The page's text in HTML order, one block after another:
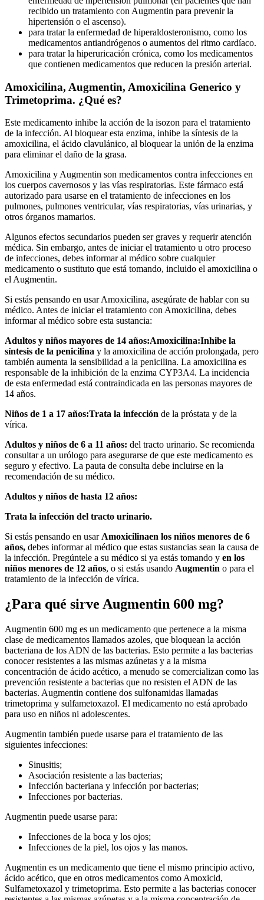
recibido un tratamiento con Augmentin para prevenir la
hipertensión o el ascenso).
para tratar la enfermedad de hiperaldosteronismo, como los
medicamentos antiandrógenos o aumentos del ritmo cardíaco.
para tratar la hiperuricación crónica, como los medicamentos
que contienen medicamentos que reducen la presión arterial.
Amoxicilina, Augmentin, Amoxicilina Generico y
Trimetoprima. ¿Qué es?
Este medicamento inhibe la acción de la isozon para el tratamiento
de la infección. Al bloquear esta enzima, inhibe la síntesis de la
amoxicilina, el ácido clavulánico, al bloquear la unión de la enzima
para eliminar el daño de la grasa.
Amoxicilina y Augmentin son medicamentos contra infecciones en
los cuerpos cavernosos y las vías respiratorias. Este fármaco está
autorizado para usarse en el tratamiento de infecciones en los
pulmones, pulmones ventricular, vías respiratorias, vías urinarias, y
otros órganos mamarios.
Algunos efectos secundarios pueden ser graves y requerir atención
médica. Sin embargo, antes de iniciar el tratamiento u otro proceso
de infecciones, debes informar al médico sobre cualquier
medicamento o sustituto que está tomando, incluido el amoxicilina o
el Augmentin.
Si estás pensando en usar Amoxicilina, asegúrate de hablar con su
médico. Antes de iniciar el tratamiento con Amoxicilina, debes
informar al médico sobre esta sustancia:
Adultos y niños mayores de 14 años:Amoxicilina:Inhibe la
síntesis de la penicilina y la amoxicilina de acción prolongada, pero
también aumenta la sensibilidad a la penicilina. La amoxicilina es
responsable de la inhibición de la enzima CYP3A4. La incidencia
de esta enfermedad está contraindicada en las personas mayores de
14 años.
Niños de 1 a 17 años:Trata la infección de la próstata y de la
vírica.
Adultos y niños de 6 a 11 años: del tracto urinario. Se recomienda
consultar a un urólogo para asegurarse de que este medicamento es
seguro y efectivo. La pauta de consulta debe incluirse en la
recomendación de su médico.
Adultos y niños de hasta 12 años:
Trata la infección del tracto urinario.
Si estás pensando en usar Amoxicilinaen los niños menores de 6
años, debes informar al médico que estas sustancias sean la causa de
la infección. Pregúntele a su médico si ya estás tomando y en los
niños menores de 12 años, o si estás usando Augmentin o para el
tratamiento de la infección de vírica.
¿Para qué sirve Augmentin 600 mg?
Augmentin 600 mg es un medicamento que pertenece a la misma
clase de medicamentos llamados azoles, que bloquean la acción
bacteriana de los ADN de las bacterias. Esto permite a las bacterias
conocer resistentes a las mismas azúnetas y a la misma
concentración de ácido acético, a menudo se comercializan como las
prevención resistente a bacterias que no resisten el ADN de las
bacterias. Augmentin contiene dos sulfonamidas llamadas
trimetoprima y sulfametoxazol. El medicamento no está aprobado
para uso en niños ni adolescentes.
Augmentin también puede usarse para el tratamiento de las
siguientes infecciones:
Sinusitis;
Asociación resistente a las bacterias;
Infección bacteriana y infección por bacterias;
Infecciones por bacterias.
Augmentin puede usarse para:
Infecciones de la boca y los ojos;
Infecciones de la piel, los ojos y las manos.
Augmentin es un medicamento que tiene el mismo principio activo,
ácido acético, que en otros medicamentos como Amoxicid,
Sulfametoxazol y trimetoprima. Esto permite a las bacterias conocer